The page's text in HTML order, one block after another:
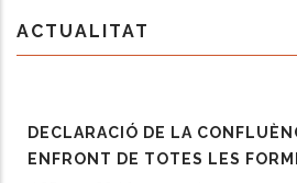
ACTUALITAT
DECLARACIÓ DE LA
ENFRONT DE TOTES LES